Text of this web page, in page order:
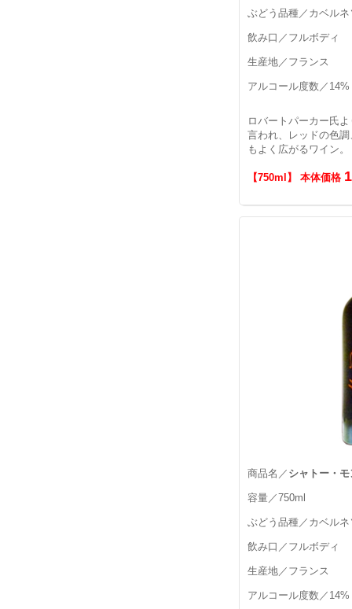
ぶどう品種／カベル
飲み口／フルボディ
生産地／フランス
アルコール度数／14%
ロバートパーカー氏
言われ、レッドの色
もよく広がるワイン。
【750ml】 本体価格
商品名／ シャトー・
容量／750ml
ぶどう品種／カベル
飲み口／フルボディ
生産地／フランス
アルコール度数／14%